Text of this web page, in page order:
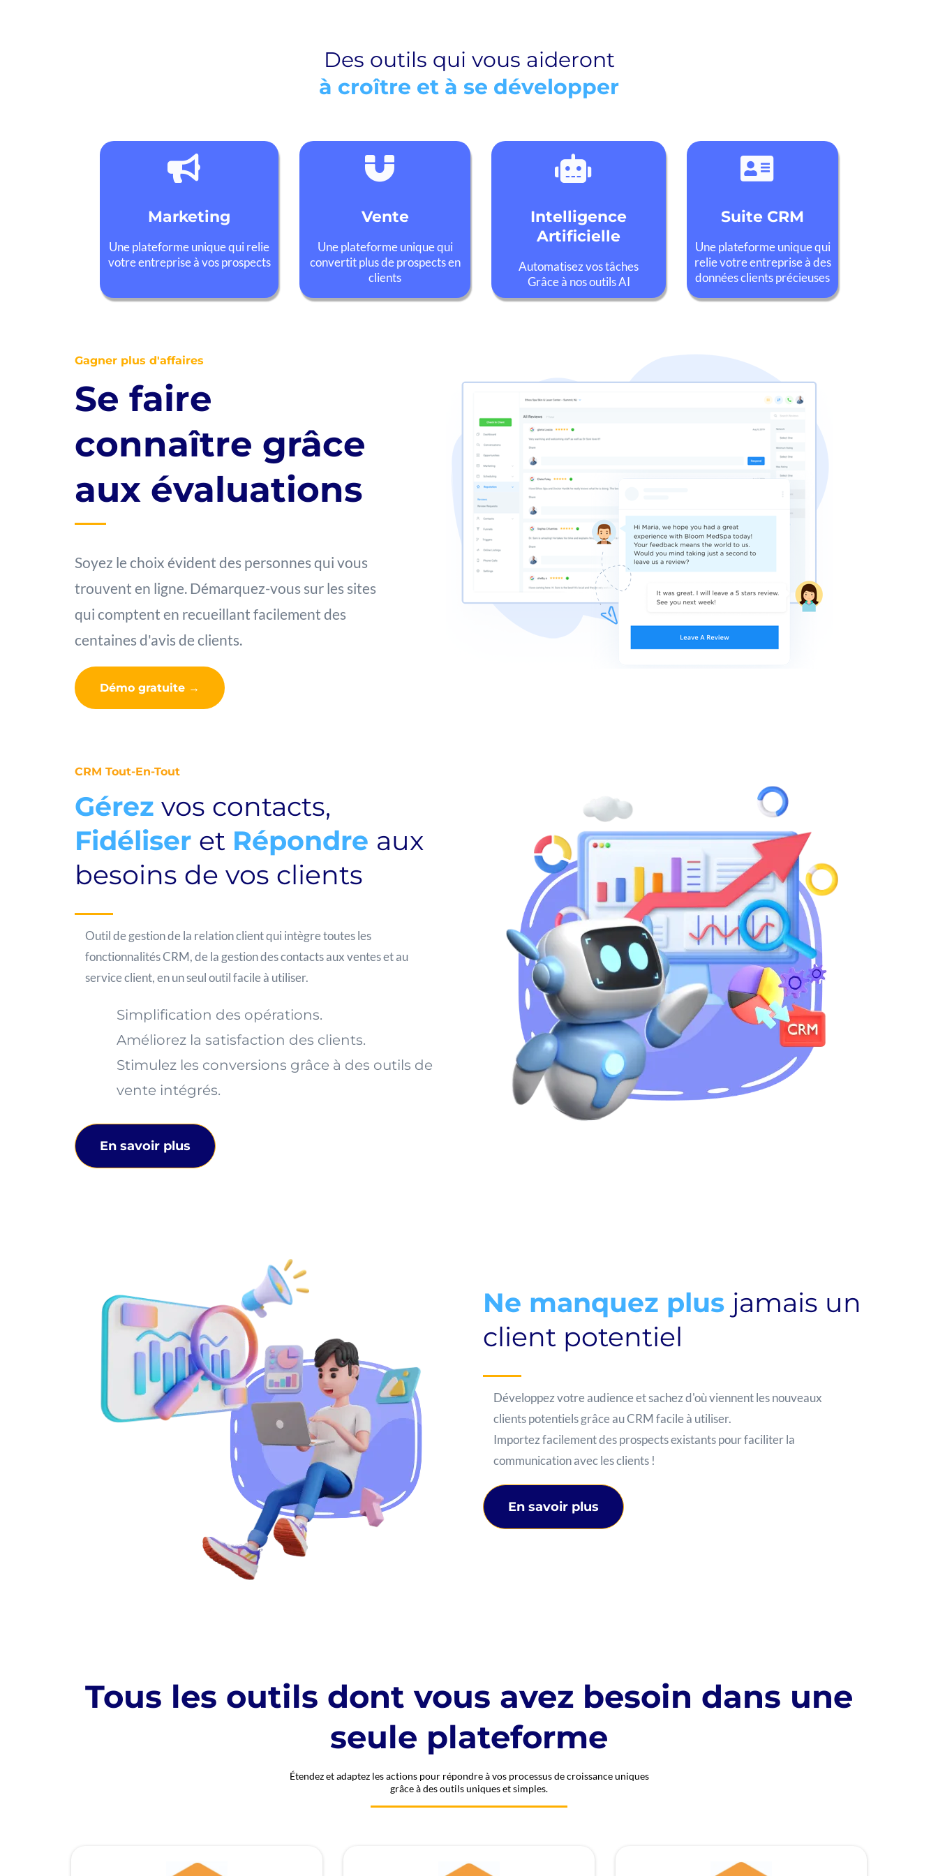
Des outils qui vous aideront
à croître et à se développer
Marketing
Une plateforme unique qui relie
votre entreprise à vos prospects
Vente
Une plateforme unique qui
convertit plus de prospects en
clients
Intelligence
Artificielle
Automatisez vos tâches
Grâce à nos outils AI
Suite CRM
Une plateforme unique qui
relie votre entreprise à des
données clients précieuses
Gagner plus d'affaires
Se faire
connaître grâce
aux évaluations
Soyez le choix évident des personnes qui vous
trouvent en ligne. Démarquez-vous sur les sites
qui comptent en recueillant facilement des
centaines d'avis de clients.
Démo gratuite →
CRM Tout-En-Tout
Gérez vos contacts,
Fidéliser et Répondre aux
besoins de vos clients
Outil de gestion de la relation client qui intègre toutes les
fonctionnalités CRM, de la gestion des contacts aux ventes et au
service client, en un seul outil facile à utiliser.
Simplification des opérations.
Améliorez la satisfaction des clients.
Stimulez les conversions grâce à des outils de
vente intégrés.
En savoir plus
Ne manquez plus jamais un
client potentiel
Développez votre audience et sachez d'où viennent les nouveaux
clients potentiels grâce au CRM facile à utiliser.
Importez facilement des prospects existants pour faciliter la
communication avec les clients !
En savoir plus
Tous les outils dont vous avez besoin dans une
seule plateforme
Étendez et adaptez les actions pour répondre à vos processus de croissance uniques
grâce à des outils uniques et simples.